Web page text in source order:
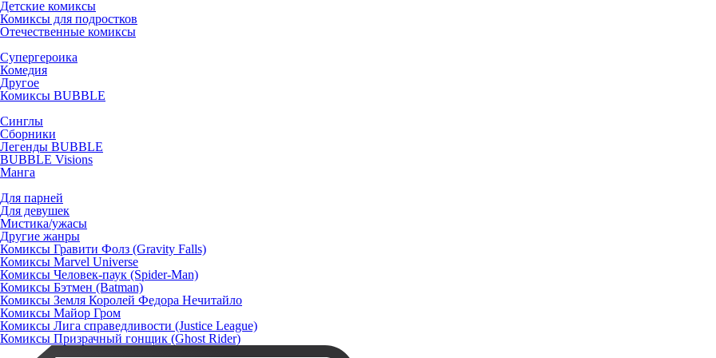
Детские комиксы
Комиксы для подростков
Отечественные комиксы
Супергероика
Комедия
Другое
Комиксы BUBBLE
Синглы
Сборники
Легенды BUBBLE
BUBBLE Visions
Манга
Для парней
Для девушек
Мистика/ужасы
Другие жанры
Комиксы Гравити Фолз (Gravity Falls)
Комиксы Marvel Universe
Комиксы Человек-паук (Spider-Man)
Комиксы Бэтмен (Batman)
Комиксы Земля Королей Федора Нечитайло
Комиксы Майор Гром
Комиксы Лига справедливости (Justice League)
Комиксы Призрачный гонщик (Ghost Rider)